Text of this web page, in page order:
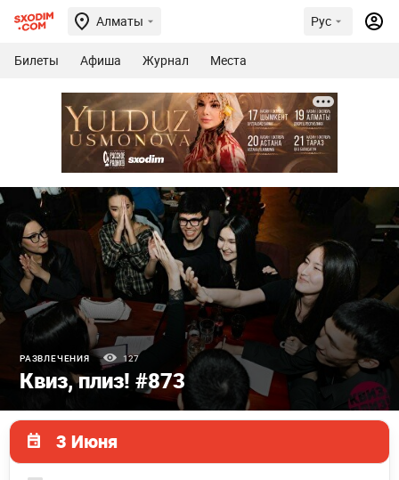
Алматы Рус
Билеты Афиша Журнал Места
РАЗВЛЕЧЕНИЯ 127
Квиз, плиз! #873
3 Июня